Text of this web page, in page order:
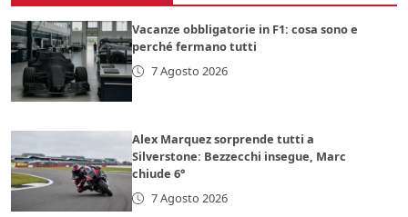
Vacanze obbligatorie in F1: cosa sono e
perché fermano tutti
7 Agosto 2026
Alex Marquez sorprende tutti a
Silverstone: Bezzecchi insegue, Marc
chiude 6°
7 Agosto 2026